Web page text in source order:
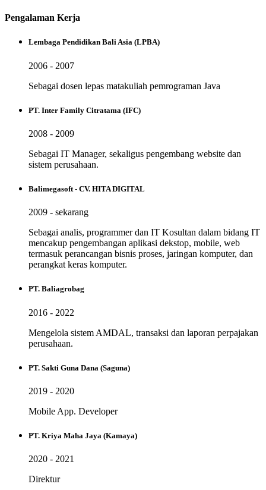
Pengalaman Kerja
Lembaga Pendidikan Bali Asia (LPBA)
2006 - 2007
Sebagai dosen lepas matakuliah pemrograman Java
PT. Inter Family Citratama (IFC)
2008 - 2009
Sebagai IT Manager, sekaligus pengembang website dan
sistem perusahaan.
Balimegasoft - CV. HITA DIGITAL
2009 - sekarang
Sebagai analis, programmer dan IT Kosultan dalam bidang IT
mencakup pengembangan aplikasi dekstop, mobile, web
termasuk perancangan bisnis proses, jaringan komputer, dan
perangkat keras komputer.
PT. Baliagrobag
2016 - 2022
Mengelola sistem AMDAL, transaksi dan laporan perpajakan
perusahaan.
PT. Sakti Guna Dana (Saguna)
2019 - 2020
Mobile App. Developer
PT. Kriya Maha Jaya (Kamaya)
2020 - 2021
Direktur